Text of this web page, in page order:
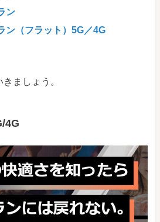
ン
ン（フラット）5G／4G
ましょう。
4G